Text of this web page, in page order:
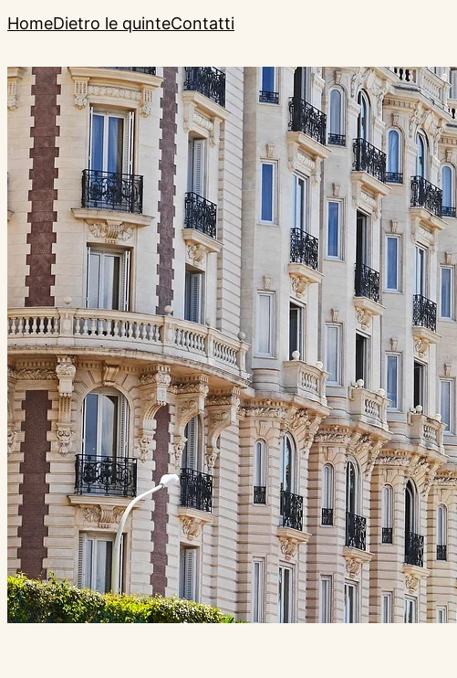
HomeDietro le quinteContatti